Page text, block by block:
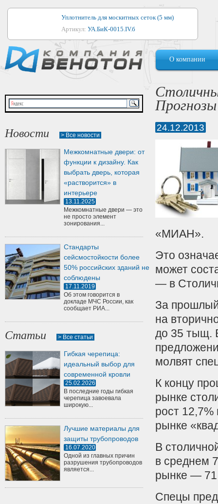
Уплотнитель для москитных сеток (5 мм)
Артикул: УА.БиК-0015.IV.б
Уплотнитель для алюминиевых окон
Артикул:1044
Уплотнитель для деревянных окон
Артикул:УМ.БиК-0062.IV.б
Уплотнитель лоджиевый для (4, 5, 6 мм)
Артикул:
О компании
Новости > Все новости
Межкомнатные двери: от
функции к дизайну. Как
выбрать дверь, которая
«растворится» в
интерьере
13.11.2025
Межкомнатные двери — это
не просто элемент
зонирования...
Стандарты
сейсмостойкости более
50% российских зданий не
соблюдены
17.11.2019
Об этом говорится в
докладе МЧС России, как
сообщает РИА...
Статьи > Все статьи
Гибкая черепица:
идеальный выбор для
современной кровли
25.02.2026
В последние годы гибкая
черепица завоевала
широкую...
Лучшие материалы для
защиты трубопроводов
16.07.2020
Одной из главных причин
разрушения трубопроводов
является...
24.12.2013
«МИАН».
Это
может
— в
За
на
до 35 тыщ.
молвят
К концу
рынке
рост
рынке
В
в среднем
рынке —
Спецы